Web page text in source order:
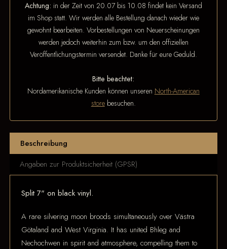
Achtung: in der Zeit von 20.07 bis 10.08 findet kein Versand
im Shop statt. Wir werden alle Bestellung danach wieder wie
gewohnt bearbeiten. Vorbestellungen von Neuerscheinungen
werden jedoch weiterhin zum bzw. um den offiziellen
Veröffentlichungstermin versendet. Danke für eure Geduld.
Bitte beachtet:
Nordamerikanische Kunden können unseren North-American
storebesuchen.
Beschreibung
Angaben zur Produktsicherheit (GPSR)
Split 7" on black vinyl.
A rare silvering moon broods simultaneously over Västra
Götaland and West Virginia. It has united Bhleg and
Nechochwen in spirit and atmosphere, compelling them to